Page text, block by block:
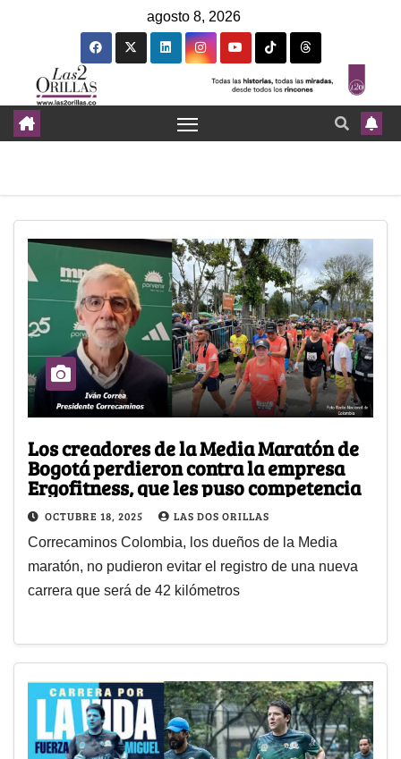
agosto 8, 2026
Los creadores de la Media Maratón de
Bogotá perdieron contra la empresa
Ergofitness, que les puso competencia
OCTUBRE 18, 2025 LAS DOS ORILLAS
Correcaminos Colombia, los dueños de la Media
maratón, no pudieron evitar el registro de una nueva
carrera que será de 42 kilómetros